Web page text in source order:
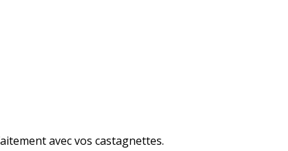
avec vos castagnettes.